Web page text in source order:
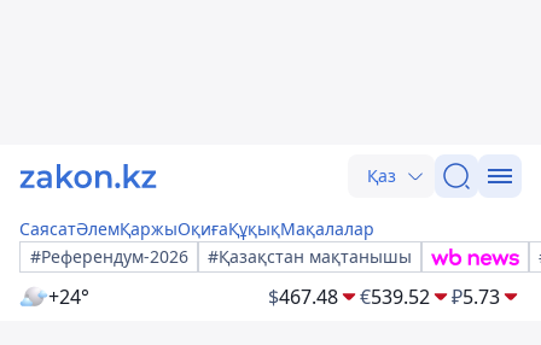
Қаз
СаясатӘлемҚаржыОқиғаҚұқықМақалалар
#Референдум-2026
#Қазақстан мақтанышы
+24° $467.48 €539.52 ₽5.73